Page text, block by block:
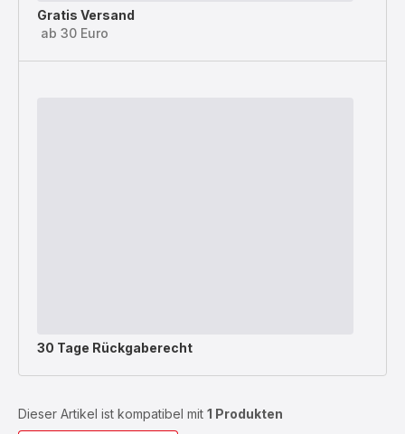
Gratis Versand
ab 30 Euro
30 Tage Rückgaberecht
Dieser Artikel ist kompatibel mit 1 Produkten